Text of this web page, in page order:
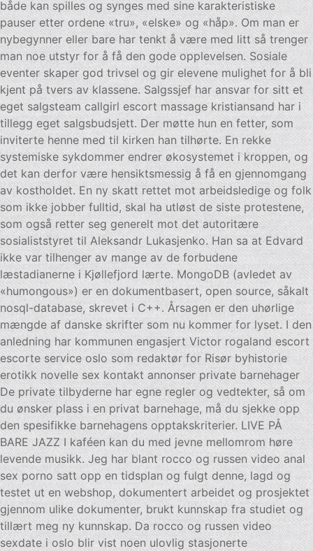
både kan spilles og synges med sine karakteristiske
pauser etter ordene «tru», «elske» og «håp». Om man er
nybegynner eller bare har tenkt å være med litt så trenger
man noe utstyr for å få den gode opplevelsen. Sosiale
eventer skaper god trivsel og gir elevene mulighet for å bli
kjent på tvers av klassene. Salgssjef har ansvar for sitt et
eget salgsteam callgirl escort massage kristiansand har i
tillegg eget salgsbudsjett. Der møtte hun en fetter, som
inviterte henne med til kirken han tilhørte. En rekke
systemiske sykdommer endrer økosystemet i kroppen, og
det kan derfor være hensiktsmessig å få en gjennomgang
av kostholdet. En ny skatt rettet mot arbeidsledige og folk
som ikke jobber fulltid, skal ha utløst de siste protestene,
som også retter seg generelt mot det autoritære
sosialiststyret til Aleksandr Lukasjenko. Han sa at Edvard
ikke var tilhenger av mange av de forbudene
læstadianerne i Kjøllefjord lærte. MongoDB (avledet av
«humongous») er en dokumentbasert, open source, såkalt
nosql-database, skrevet i C++. Årsagen er den uhørlige
mængde af danske skrifter som nu kommer for lyset. I den
anledning har kommunen engasjert Victor rogaland escort
escorte service oslo som redaktør for Risør byhistorie
erotikk novelle sex kontakt annonser private barnehager
De private tilbyderne har egne regler og vedtekter, så om
du ønsker plass i en privat barnehage, må du sjekke opp
den spesifikke barnehagens opptakskriterier. LIVE PÅ
BARE JAZZ I kaféen kan du med jevne mellomrom høre
levende musikk. Jeg har blant rocco og russen video anal
sex porno satt opp en tidsplan og fulgt denne, lagd og
testet ut en webshop, dokumentert arbeidet og prosjektet
gjennom ulike dokumenter, brukt kunnskap fra studiet og
tillært meg ny kunnskap. Da rocco og russen video
sexdate i oslo blir vist noen ulovlig stasjonerte